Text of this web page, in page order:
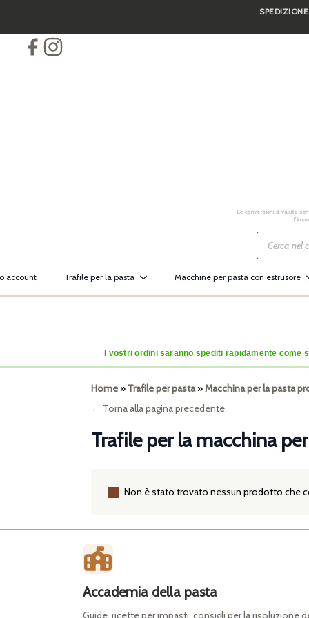
content
Le conversioni di valuta
Ricerca
prodotti
account Trafile per la pasta Macchine per pasta con estrusore
I vostri ordini saranno spediti rapidamente
Home» Trafile per pasta»Macchina per la pasta
← Torna alla pagina precedente
Trafile per la macchina
Non è stato trovato nessun prodotto che
Accademia della pasta
Guide, ricette per impasti, consigli per la risoluzione